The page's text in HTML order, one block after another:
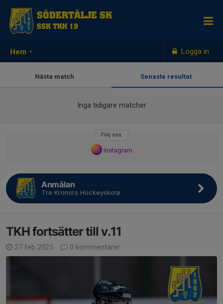
Hem Logga in
SÖDERTÄLJE SK
SSK TKH 19
Nästa match Senaste resultat
Inga tidigare matcher
Följ oss
Instagram
Anmälan
Tre Kronors Hockeyskola
TKH fortsätter till v.11
27 feb 2025 0 kommentarer